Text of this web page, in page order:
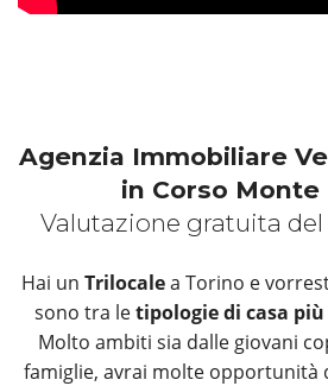
Agenzia Immobiliare
in Corso Monte
Valutazione gratuita
Hai un Trilocalea Torino e
sono tra letipologie di casa
Molto ambiti sia dalle giovani
famiglie, avrai molte opportunità